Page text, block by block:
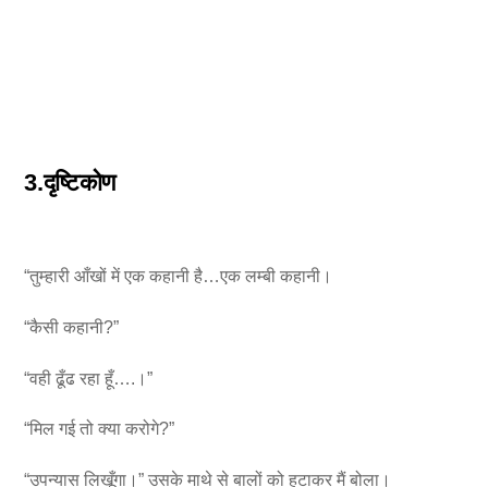
3.दृष्टिकोण
“तुम्हारी आँखों में एक कहानी है…एक लम्बी कहानी।
“कैसी कहानी?”
“वही ढूँढ रहा हूँ….।”
“मिल गई तो क्या करोगे?”
“उपन्यास लिखूँगा।” उसके माथे से बालों को हटाकर मैं बोला।